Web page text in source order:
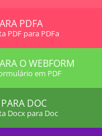
PDFA
PDF para PDFa
O WEBFORM
em PDF
DOC
Docx para Doc